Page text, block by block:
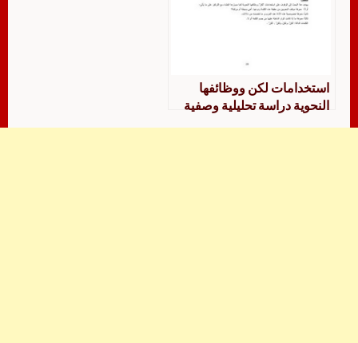
استخدامات لكن ووظائفها
النحوية دراسة تحليلية وصفية